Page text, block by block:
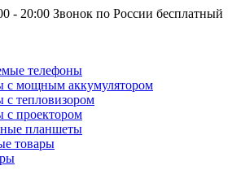
- 20:00 Звонок по России бесплатный
телефоны
с мощным аккумулятором
с тепловизором
с проектором
планшеты
товары